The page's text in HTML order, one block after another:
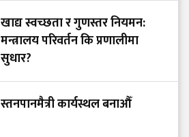
खाद्य स्वच्छता र गुणस्तर नियमन:
मन्त्रालय परिवर्तन कि प्रणालीमा
सुधार?
स्तनपानमैत्री कार्यस्थल बनाऔँ